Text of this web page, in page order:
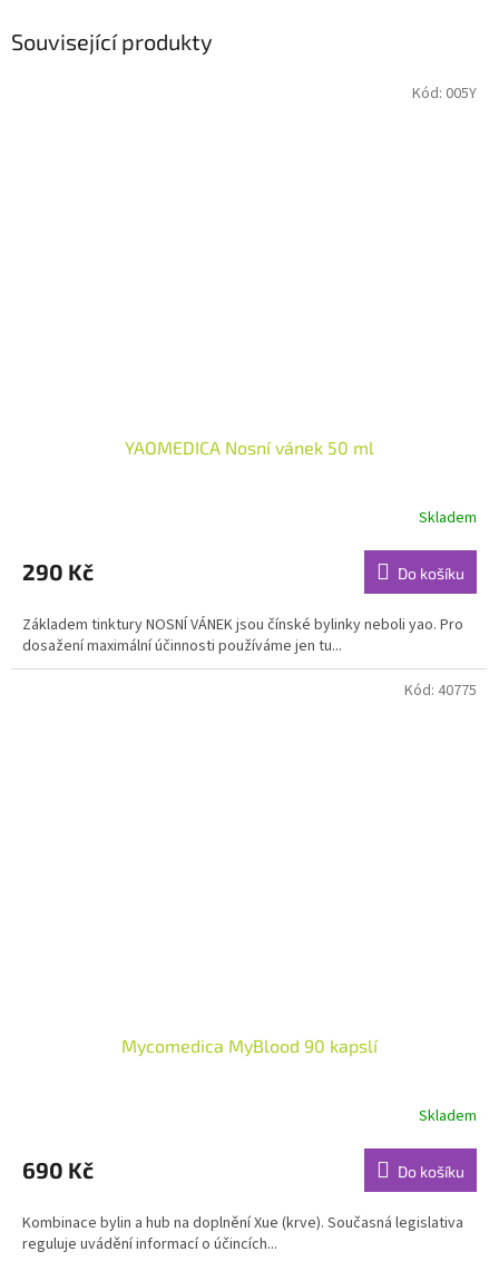
Související produkty
YAOMEDICA Nosní vánek 50 ml
produktu
je
z
5
hvězdiček.
Skladem
290 Kč Do košíku
Základem tinktury NOSNÍ VÁNEK jsou čínské bylinky neboli yao. Pro
dosažení maximální účinnosti používáme jen tu...
Kód: 005Y
Mycomedica MyBlood 90 kapslí
produktu
je
z
5
Skladem
690 Kč Do košíku
Kombinace bylin a hub na doplnění Xue (krve). Současná legislativa
reguluje uvádění informací o účincích...
Kód: 40775